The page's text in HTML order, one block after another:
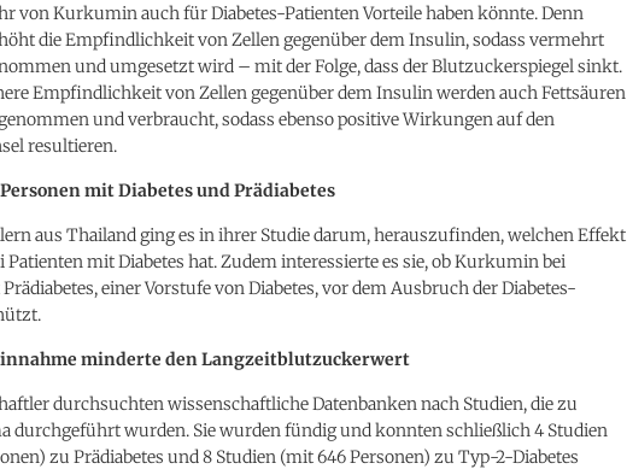
von Kurkumin auch für Diabetes-Patienten Vorteile haben könnte. Denn
die Empfindlichkeit von Zellen gegenüber dem Insulin, sodass vermehrt
und umgesetzt wird – mit der Folge, dass der Blutzuckerspiegel sinkt.
Empfindlichkeit von Zellen gegenüber dem Insulin werden auch Fettsäuren
und verbraucht, sodass ebenso positive Wirkungen auf den
resultieren.
mit Diabetes und Prädiabetes
aus Thailand ging es in ihrer Studie darum, herauszufinden, welchen Effekt
mit Diabetes hat. Zudem interessierte es sie, ob Kurkumin bei
einer Vorstufe von Diabetes, vor dem Ausbruch der Diabetes-
minderte den Langzeitblutzuckerwert
durchsuchten wissenschaftliche Datenbanken nach Studien, die zu
durchgeführt wurden. Sie wurden fündig und konnten schließlich 4 Studien
zu Prädiabetes und 8 Studien (mit 646 Personen) zu Typ-2-Diabetes